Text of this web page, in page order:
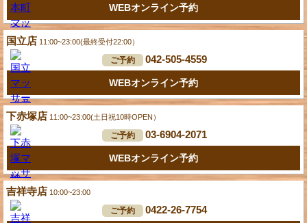
WEBオンライン予約
国立店 11:00~23:00(最終受付22:00）
ご予約 042-505-4559
WEBオンライン予約
下赤塚店 11:00~23:00(土日祝10時OPEN）
ご予約 03-6904-2071
WEBオンライン予約
吉祥寺店 10:00~23:00
ご予約 0422-26-7754